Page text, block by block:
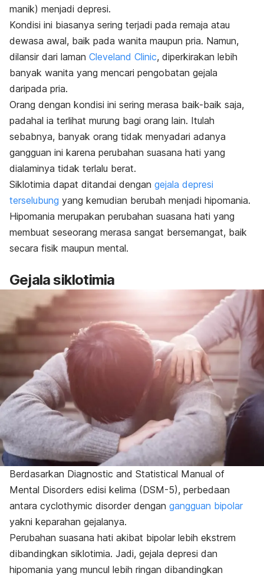
manik) menjadi depresi.
Kondisi ini biasanya sering terjadi pada remaja atau
dewasa awal, baik pada wanita maupun pria. Namun,
dilansir dari laman Cleveland Clinic, diperkirakan lebih
banyak wanita yang mencari pengobatan gejala
daripada pria.
Orang dengan kondisi ini sering merasa baik-baik saja,
padahal ia terlihat murung bagi orang lain. Itulah
sebabnya, banyak orang tidak menyadari adanya
gangguan ini karena perubahan suasana hati yang
dialaminya tidak terlalu berat.
Siklotimia dapat ditandai dengan gejala depresi
terselubung yang kemudian berubah menjadi hipomania.
Hipomania merupakan perubahan suasana hati yang
membuat seseorang merasa sangat bersemangat, baik
secara fisik maupun mental.
Gejala siklotimia
Berdasarkan Diagnostic and Statistical Manual of
Mental Disorders edisi kelima (DSM-5), perbedaan
antara cyclothymic disorder dengan gangguan bipolar
yakni keparahan gejalanya.
Perubahan suasana hati akibat bipolar lebih ekstrem
dibandingkan siklotimia. Jadi, gejala depresi dan
hipomania yang muncul lebih ringan dibandingkan